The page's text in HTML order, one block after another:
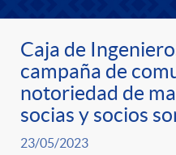
g
o
r
Caja de
campaña de
notoriedad de
socias y socios
23/05/2023